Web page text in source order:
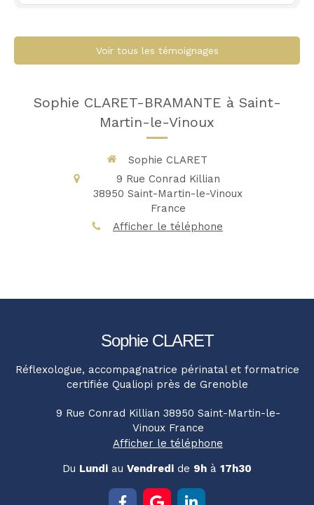
Voir tous les témoignages
Sophie CLARET-BRAMANTE à Saint-
Martin-le-Vinoux
Sophie CLARET
9 Rue Conrad Killian
38950 Saint-Martin-le-Vinoux
France
Afficher le téléphone
Sophie CLARET
Réflexologue, accompagnatrice périnatal et formatrice
certifiée Qualiopi près de Grenoble
9 Rue Conrad Killian 38950 Saint-Martin-le-
Vinoux France
Afficher le téléphone
Du Lundi au Vendredi de 9h à 17h30